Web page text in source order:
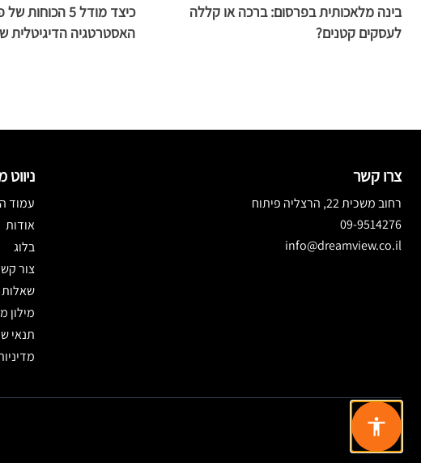
בינה מלאכותית בפרסום: ברכה או קללה
לעסקים קטנים?
כיצד מודל 5
האסטרטגיה הדיגיטלית
צרו קשר
רחוב משכית 22, הרצליה פיתוח
09-9514276
info@dreamview.co.il
ניווט
עמוד
אודות
בלוג
צור
שאלות
מילון
תנאי